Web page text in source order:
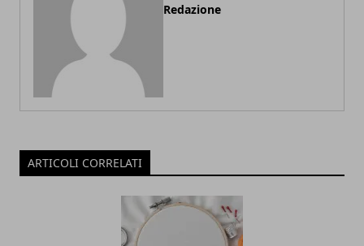
Redazione
ARTICOLI CORRELATI